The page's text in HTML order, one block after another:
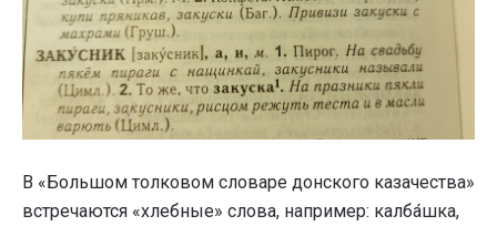
В «Большом толковом словаре донского казачества»
встречаются «хлебные» слова, например: калба́шка,